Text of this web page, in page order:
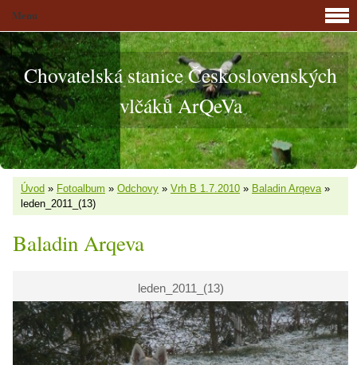
Chovatelská stanice Československých
vlčáků ArQeVa
Úvod » Fotoalbum » Odchovy » Vrh B 1.7.2010 » Baladin Arqeva»
leden_2011_(13)
Baladin Arqeva
leden_2011_(13)
Menu